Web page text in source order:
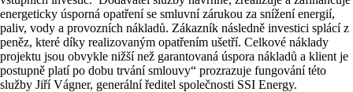
energeticky úsporná opatření se smluvní zárukou za snížení energií,
paliv, vody a provozních nákladů. Zákazník následně investici splácí z
peněz, které díky realizovaným opatřením ušetří. Celkové náklady
projektu jsou obvykle nižší než garantovaná úspora nákladů a klient je
postupně platí po dobu trvání smlouvy“ prozrazuje fungování této
služby Jiří Vágner, generální ředitel společnosti SSI Energy.